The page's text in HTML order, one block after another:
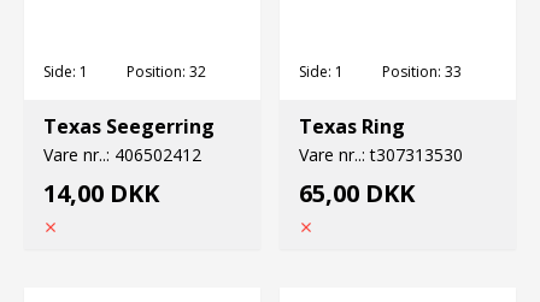
Side: 1 Position: 32
Texas Seegerring
Vare nr..: 406502412
14,00 DKK
Side: 1 Position: 33
Texas Ring
Vare nr..: t307313530
65,00 DKK